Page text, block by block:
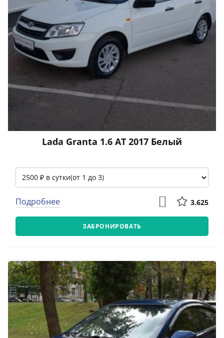
Lada Granta 1.6 АТ 2017 Белый
Подробнее 3.625
ЗАБРОНИРОВАТЬ